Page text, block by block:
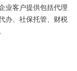
业客户提供包括代理
办、社保托管、财税